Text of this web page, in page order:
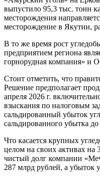
выпустило 95,3 тыс. тонн
месторождения
месторождение в Якутии,
В то же время рост
предприятием региона
горнорудная компания» и
Стоит отметить, что
Решение предполагает
апреля 2026 г.
взыскания по налоговым
сальдированный убыток
сальдированного убытка
Что касается крупных
целом на своих активах
чистый долг компании
287 млрд рублей, а убыток